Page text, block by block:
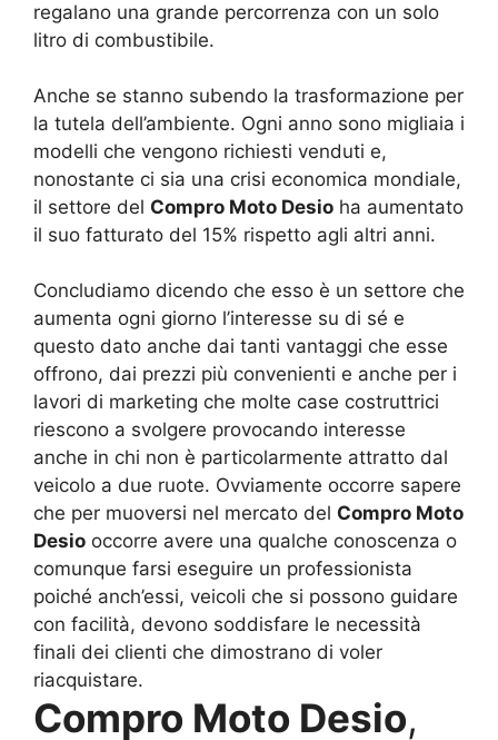
regalano una grande percorrenza con un solo
litro di combustibile.
Anche se stanno subendo la trasformazione per
la tutela dell’ambiente. Ogni anno sono migliaia i
modelli che vengono richiesti venduti e,
nonostante ci sia una crisi economica mondiale,
il settore del Compro Moto Desio ha aumentato
il suo fatturato del 15% rispetto agli altri anni.
Concludiamo dicendo che esso è un settore che
aumenta ogni giorno l’interesse su di sé e
questo dato anche dai tanti vantaggi che esse
offrono, dai prezzi più convenienti e anche per i
lavori di marketing che molte case costruttrici
riescono a svolgere provocando interesse
anche in chi non è particolarmente attratto dal
veicolo a due ruote. Ovviamente occorre sapere
che per muoversi nel mercato del Compro Moto
Desio occorre avere una qualche conoscenza o
comunque farsi eseguire un professionista
poiché anch’essi, veicoli che si possono guidare
con facilità, devono soddisfare le necessità
finali dei clienti che dimostrano di voler
riacquistare.
Compro Moto Desio,